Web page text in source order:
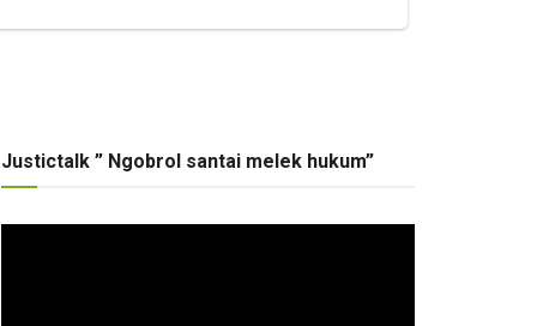
Justictalk ” Ngobrol santai melek hukum”